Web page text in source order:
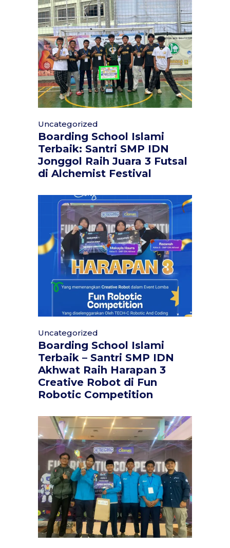
Uncategorized
Boarding School Islami
Terbaik: Santri SMP IDN
Jonggol Raih Juara 3 Futsal
di Alchemist Festival
Uncategorized
Boarding School Islami
Terbaik – Santri SMP IDN
Akhwat Raih Harapan 3
Creative Robot di Fun
Robotic Competition